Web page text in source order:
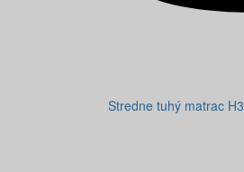
Stredne tuhý matrac H3